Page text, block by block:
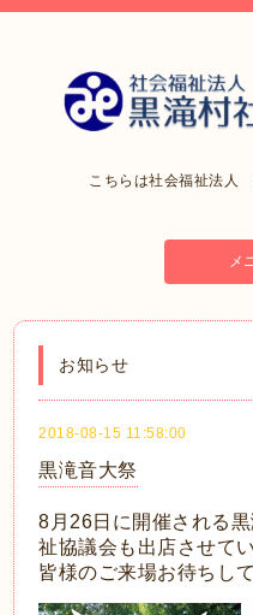
こちらは社会福祉法人
メ
お知らせ
2018-08-15 11:58:00
黒滝音大祭
8月26日に開催される
祉協議会も出店させて
皆様のご来場お待ちし